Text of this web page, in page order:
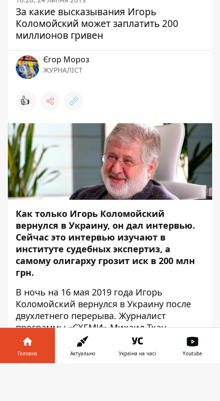
За какие высказывания Игорь
Коломойский может заплатить 200
миллионов гривен
Єгор Мороз
ЖУРНАЛІСТ
👍
Как только Игорь Коломойский
вернулся в Украину, он дал интервью.
Сейчас это интервью изучают в
институте судебных экспертиз, а
самому олигарху грозит иск в 200 млн
грн.
В ночь на 16 мая 2019 года Игорь
Коломойский вернулся в Украину после
двухлетнего перерыва. Журналист
программы «СХЕМИ» Михаил Ткач
встретился с олигархом в киевском
ресторане «Catch» и взял интервью.
Головна Актуально Україна на часі Youtube